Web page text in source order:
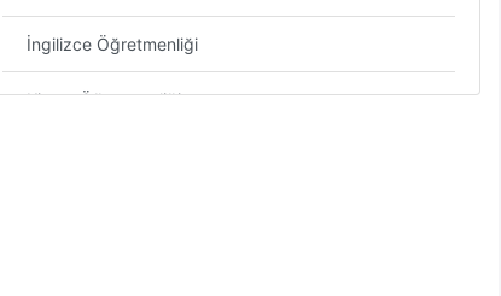
İngilizce Öğretmenliği
Kimya Öğretmenliği